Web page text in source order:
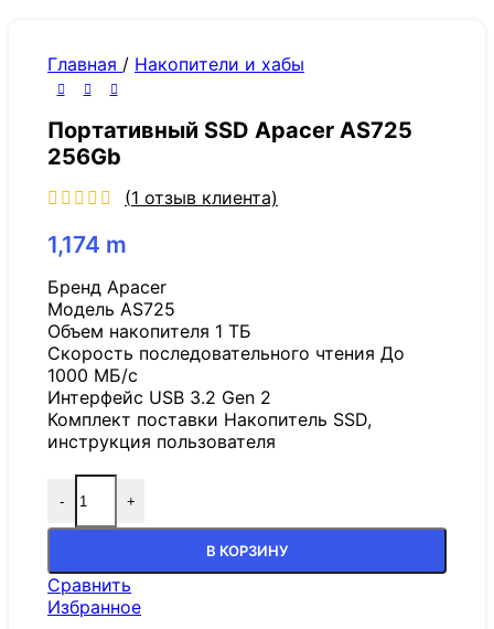
Главная / Накопители и хабы
Портативный SSD Apacer AS725
256Gb
(1 отзыв клиента)
1,174 m
Бренд Apacer
Модель AS725
Объем накопителя 1 ТБ
Скорость последовательного чтения До
1000 МБ/с
Интерфейс USB 3.2 Gen 2
Комплект поставки Накопитель SSD,
инструкция пользователя
- +
В КОРЗИНУ
Сравнить
Избранное